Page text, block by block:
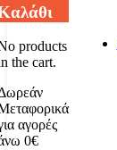
products
the cart.
αγορές
0€